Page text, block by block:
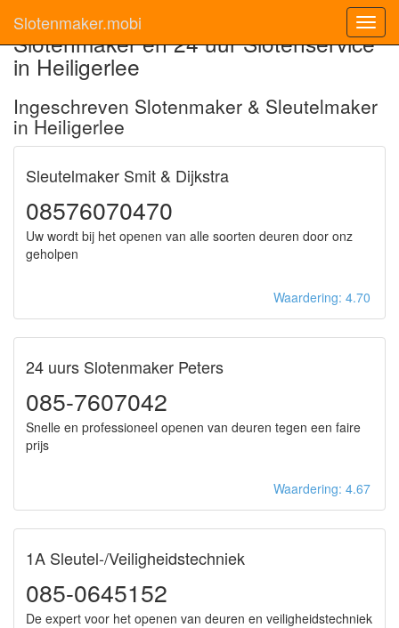
Slotenmaker.mobi
Slotenmaker en 24 uur Slotenservice
in Heiligerlee
Ingeschreven Slotenmaker & Sleutelmaker
in Heiligerlee
Sleutelmaker Smit & Dijkstra
08576070470
Uw wordt bij het openen van alle soorten deuren door onz
geholpen
Waardering: 4.70
24 uurs Slotenmaker Peters
085-7607042
Snelle en professioneel openen van deuren tegen een faire
prijs
Waardering: 4.67
1A Sleutel-/Veiligheidstechniek
085-0645152
De expert voor het openen van deuren en veiligheidstechniek